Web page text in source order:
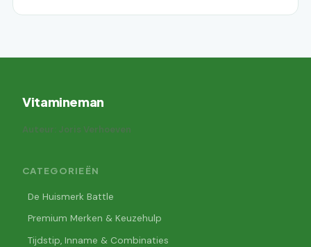
Vitamineman
Auteur: Joris Verhoeven
CATEGORIEËN
De Huismerk Battle
Premium Merken & Keuzehulp
Tijdstip, Inname & Combinaties